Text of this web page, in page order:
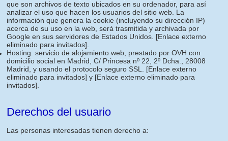
que son archivos de texto ubicados en su ordenador, para así
analizar el uso que hacen los usuarios del sitio web. La
información que genera la cookie (incluyendo su dirección IP)
acerca de su uso en la web, será trasmitida y archivada por
Google en sus servidores de Estados Unidos. [Enlace externo
eliminado para invitados]
Hosting: servicio de alojamiento web, prestado por OVH con
domicilio social en Madrid, C/ Princesa nº 22, 2º Dcha., 28008
Madrid, y usando el protocolo seguro SSL. [Enlace externo
eliminado para invitados] y [Enlace externo eliminado para
invitados]
Derechos del usuario
Las personas interesadas tienen derecho a: